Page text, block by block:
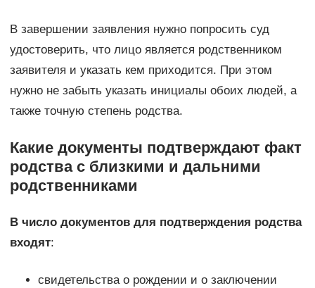
В завершении заявления нужно попросить суд
удостоверить, что лицо является родственником
заявителя и указать кем приходится. При этом
нужно не забыть указать инициалы обоих людей, а
также точную степень родства.
Какие документы подтверждают факт
родства с близкими и дальними
родственниками
В число документов для подтверждения родства
входят:
свидетельства о рождении и о заключении